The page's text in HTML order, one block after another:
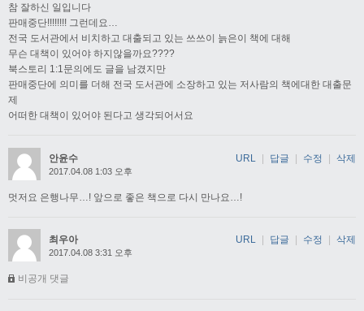
참 잘하신 일입니다
판매중단!!!!!!!! 그런데요…
전국 도서관에서 비치하고 대출되고 있는 쓰쓰이 늙은이 책에 대해
무슨 대책이 있어야 하지않을까요????
북스토리 1:1문의에도 글을 남겼지만
판매중단에 의미를 더해 전국 도서관에 소장하고 있는 저사람의 책에대한 대출문
제
어떠한 대책이 있어야 된다고 생각되어서요
안윤수
2017.04.08 1:03 오후
멋저요 은행나무…! 앞으로 좋은 책으로 다시 만나요…!
URL | 답글 | 수정 | 삭제
최우아
2017.04.08 3:31 오후
비공개 댓글
URL 답글 수정 삭제